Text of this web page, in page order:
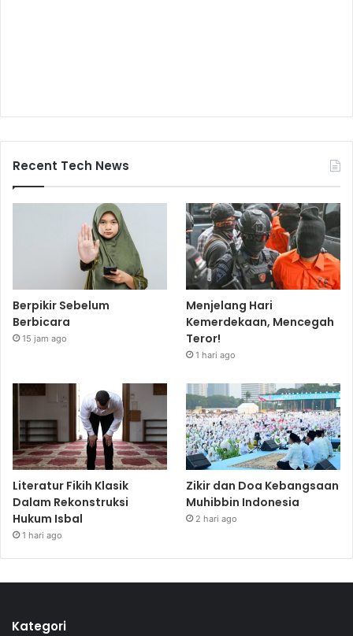
Recent Tech News
Berpikir Sebelum
Berbicara
15 jam ago
Menjelang Hari
Kemerdekaan, Mencegah
Teror!
1 hari ago
Literatur Fikih Klasik
Dalam Rekonstruksi
Hukum Isbal
1 hari ago
Zikir dan Doa Kebangsaan
Muhibbin Indonesia
2 hari ago
Kategori